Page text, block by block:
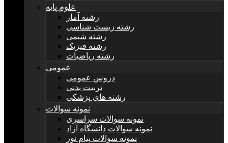
علوم پایه
رشته آمار
رشته زیست شناسی
رشته شیمی
رشته فیزیک
رشته ریاضیات
عمومی
دروس عمومی
تربیت بدنی
رشته های پزشکی
نمونه سوالات
نمونه سوالات سراسری
نمونه سوالات دانشگاه آزاد
نمونه سوالات پیام نور